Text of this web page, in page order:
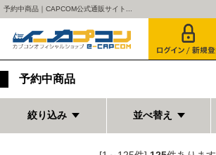
予約中商品｜CAPCOM公式通販サイト...
予約中商品
絞り込み 並べ替え